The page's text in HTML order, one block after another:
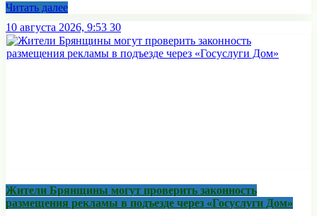
Читать далее
10 августа 2026, 9:53 30
Жители Брянщины могут проверить законность
размещения рекламы в подъезде через «Госуслуги Дом»